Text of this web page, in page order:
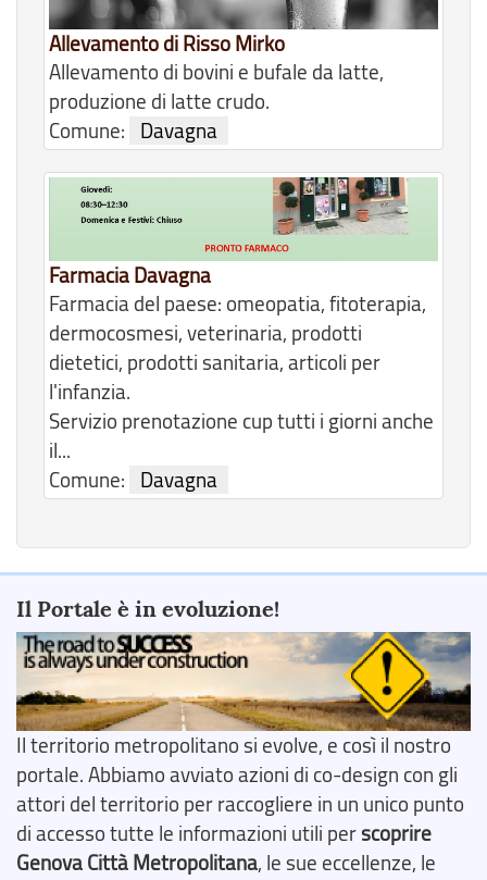
Allevamento di Risso Mirko
Allevamento di bovini e bufale da latte,
produzione di latte crudo.
Comune:
Davagna
Farmacia Davagna
Farmacia del paese: omeopatia, fitoterapia,
dermocosmesi, veterinaria, prodotti
dietetici, prodotti sanitaria, articoli per
l'infanzia.
Servizio prenotazione cup tutti i giorni anche
il...
Comune:
Davagna
Il Portale è in evoluzione!
Il territorio metropolitano si evolve, e così il nostro
portale. Abbiamo avviato azioni di co-design con gli
attori del territorio per raccogliere in un unico punto
di accesso tutte le informazioni utili perscoprire
Genova Città Metropolitana, le sue eccellenze, le